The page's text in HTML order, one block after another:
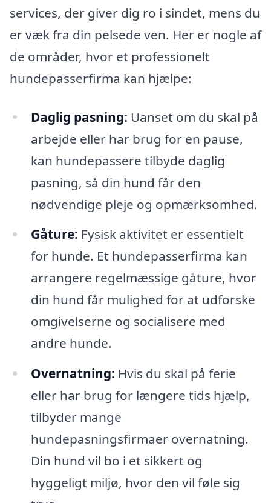
services, der giver dig ro i sindet, mens du
er væk fra din pelsede ven. Her er nogle af
de områder, hvor et professionelt
hundepasserfirma kan hjælpe:
Daglig pasning: Uanset om du skal på
arbejde eller har brug for en pause,
kan hundepassere tilbyde daglig
pasning, så din hund får den
nødvendige pleje og opmærksomhed.
Gåture: Fysisk aktivitet er essentielt
for hunde. Et hundepasserfirma kan
arrangere regelmæssige gåture, hvor
din hund får mulighed for at udforske
omgivelserne og socialisere med
andre hunde.
Overnatning: Hvis du skal på ferie
eller har brug for længere tids hjælp,
tilbyder mange
hundepasningsfirmaer overnatning.
Din hund vil bo i et sikkert og
hyggeligt miljø, hvor den vil føle sig